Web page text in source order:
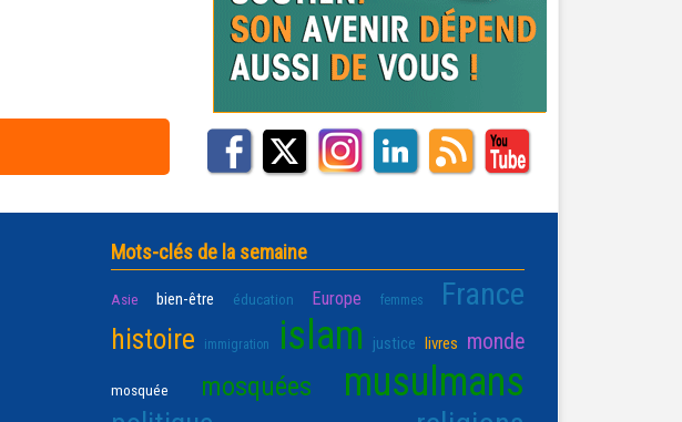
Mots-clés de la semaine
Asie bien-être éducation Europe femmes France
histoire immigration islam justice livres monde
mosquée mosquées musulmans